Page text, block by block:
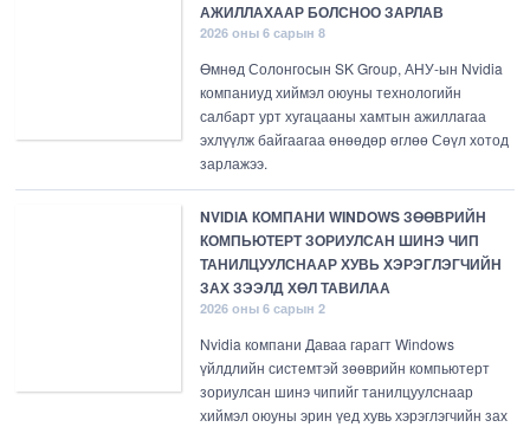
АЖИЛЛАХААР БОЛСНОО ЗАРЛАВ
2026 оны 6 сарын 8
Өмнөд Солонгосын SK Group, АНУ-ын Nvidia
компаниуд хиймэл оюуны технологийн
салбарт урт хугацааны хамтын ажиллагаа
эхлүүлж байгаагаа өнөөдөр өглөө Сөүл хотод
зарлажээ.
NVIDIA КОМПАНИ WINDOWS ЗӨӨВРИЙН
КОМПЬЮТЕРТ ЗОРИУЛСАН ШИНЭ ЧИП
ТАНИЛЦУУЛСНААР ХУВЬ ХЭРЭГЛЭГЧИЙН
ЗАХ ЗЭЭЛД ХӨЛ ТАВИЛАА
2026 оны 6 сарын 2
Nvidia компани Даваа гарагт Windows
үйлдлийн системтэй зөөврийн компьютерт
зориулсан шинэ чипийг танилцуулснаар
хиймэл оюуны эрин үед хувь хэрэглэгчийн зах